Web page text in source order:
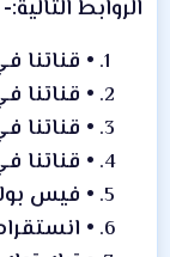
الروابط التالية:-
• قناتنا
• قناتنا
• قناتنا
• قناتنا
• فيس
•